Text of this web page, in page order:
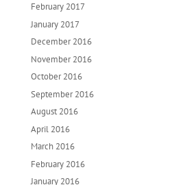
February 2017
January 2017
December 2016
November 2016
October 2016
September 2016
August 2016
April 2016
March 2016
February 2016
January 2016